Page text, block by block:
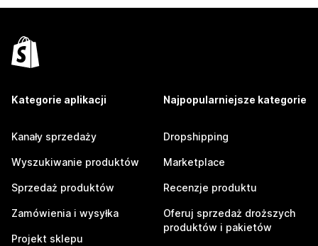
Kategorie aplikacji
Kanały sprzedaży
Wyszukiwanie produktów
Sprzedaż produktów
Zamówienia i wysyłka
Projekt sklepu
Najpopularniejsze kategorie
Dropshipping
Marketplace
Recenzje produktu
Oferuj sprzedaż droższych
produktów i pakietów